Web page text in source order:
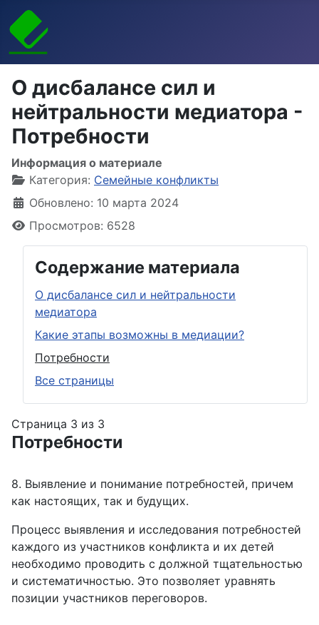
О диcбалансе сил и
нейтральности медиатора -
Потребности
Информация о материале
Категория: Семейные конфликты
Обновлено: 10 марта 2024
Просмотров: 6528
Содержание материала
О диcбалансе сил и нейтральности
медиатора
Какие этапы возможны в медиации?
Потребности
Все страницы
Страница 3 из 3
Потребности
8. Выявление и понимание потребностей, причем
как настоящих, так и будущих.
Процесс выявления и исследования потребностей
каждого из участников конфликта и их детей
необходимо проводить с должной тщательностью
и систематичностью. Это позволяет уравнять
позиции участников переговоров.